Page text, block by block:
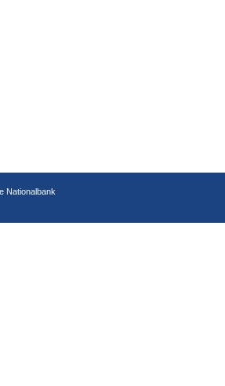
Nationalbank